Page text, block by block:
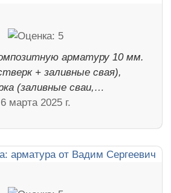
арматуру 10 мм.
+ заливные свая),
(заливные сваи,…
6 марта 2025 г.